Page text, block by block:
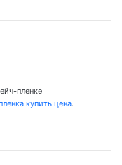
пленке
купить цена.